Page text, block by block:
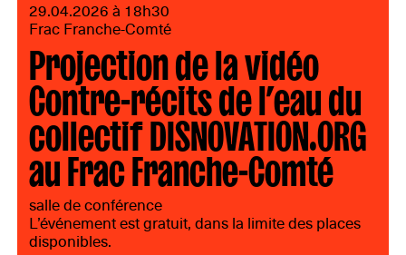
29.04.2026 à 18h30
Frac Franche-Comté
Projection de la vidéo
Contre-récits de l’eau du
collectif DISNOVATION.ORG
au Frac Franche-Comté
salle de conférence
L’événement est gratuit, dans la limite des places
disponibles.